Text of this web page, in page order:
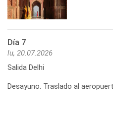
Día 7
lu, 20.07.2026
Salida Delhi
Desayuno. Traslado al